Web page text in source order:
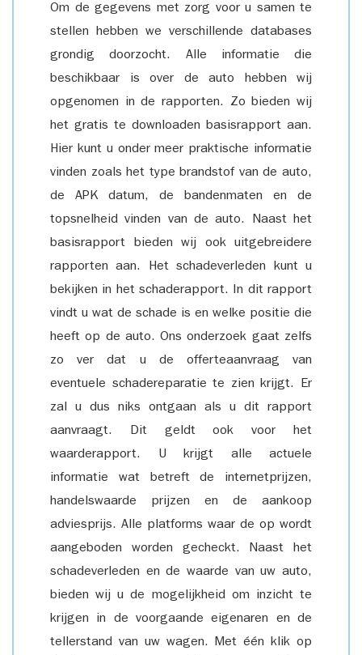
Om de gegevens met zorg voor u samen te
stellen hebben we verschillende databases
grondig doorzocht. Alle informatie die
beschikbaar is over de auto hebben wij
opgenomen in de rapporten. Zo bieden wij
het gratis te downloaden basisrapport aan.
Hier kunt u onder meer praktische informatie
vinden zoals het type brandstof van de auto,
de APK datum, de bandenmaten en de
topsnelheid vinden van de auto. Naast het
basisrapport bieden wij ook uitgebreidere
rapporten aan. Het schadeverleden kunt u
bekijken in het schaderapport. In dit rapport
vindt u wat de schade is en welke positie die
heeft op de auto. Ons onderzoek gaat zelfs
zo ver dat u de offerteaanvraag van
eventuele schadereparatie te zien krijgt. Er
zal u dus niks ontgaan als u dit rapport
aanvraagt. Dit geldt ook voor het
waarderapport. U krijgt alle actuele
informatie wat betreft de internetprijzen,
handelswaarde prijzen en de aankoop
adviesprijs. Alle platforms waar de op wordt
aangeboden worden gecheckt. Naast het
schadeverleden en de waarde van uw auto,
bieden wij u de mogelijkheid om inzicht te
krijgen in de voorgaande eigenaren en de
tellerstand van uw wagen. Met één klik op